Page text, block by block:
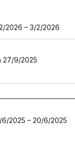
2026 – 3/2/2026
27/9/2025
6/2025 – 20/6/2025